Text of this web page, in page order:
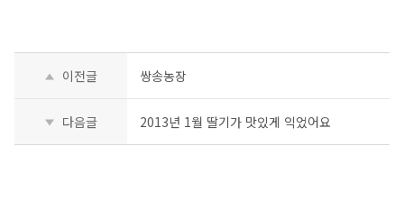
이전글 쌍송농장
다음글 2013년 1월 딸기가 맛있게 익었어요